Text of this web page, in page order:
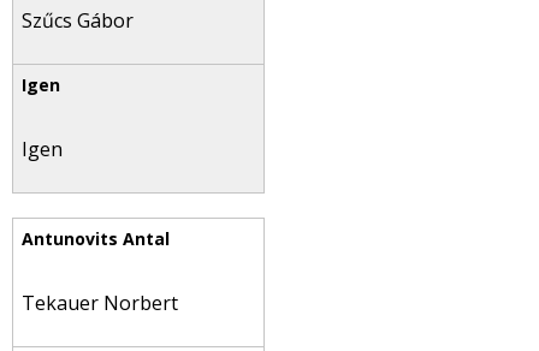
Szűcs Gábor
Igen
Tekauer Norbert